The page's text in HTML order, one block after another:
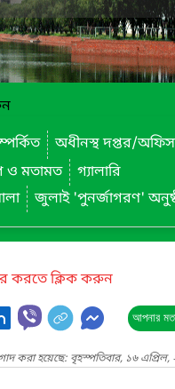
অধীনস্থ দপ্তর/
ও মতামত
গ্যালারি
জুলাই 'পুনর্জাগরণ'
করতে ক্লিক করুন
আপনার
করা হয়েছে: বৃহস্পতিবার, ১৬